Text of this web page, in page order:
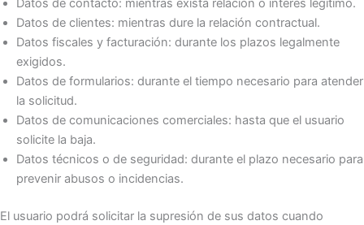
Datos de contacto: mientras exista relación o interés legítimo.
Datos de clientes: mientras dure la relación contractual.
Datos fiscales y facturación: durante los plazos legalmente
exigidos.
Datos de formularios: durante el tiempo necesario para atender
la solicitud.
Datos de comunicaciones comerciales: hasta que el usuario
solicite la baja.
Datos técnicos o de seguridad: durante el plazo necesario para
prevenir abusos o incidencias.
El usuario podrá solicitar la supresión de sus datos cuando